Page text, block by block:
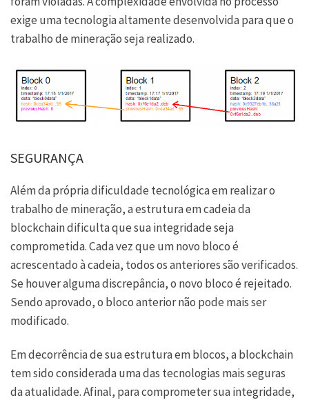
exige uma tecnologia altamente desenvolvida para que o
trabalho de mineração seja realizado.
SEGURANÇA
Além da própria dificuldade tecnológica em realizar o
trabalho de mineração, a estrutura em cadeia da
blockchain dificulta que sua integridade seja
comprometida. Cada vez que um novo bloco é
acrescentado à cadeia, todos os anteriores são verificados.
Se houver alguma discrepância, o novo bloco é rejeitado.
Sendo aprovado, o bloco anterior não pode mais ser
modificado.
Em decorrência de sua estrutura em blocos, a blockchain
tem sido considerada uma das tecnologias mais seguras
da atualidade. Afinal, para comprometer sua integridade,